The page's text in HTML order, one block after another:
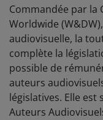
Commandée par la
Worldwide (W&DW),
audiovisuelle, la
complète la
possible de
auteurs
législatives. Elle est
Auteurs